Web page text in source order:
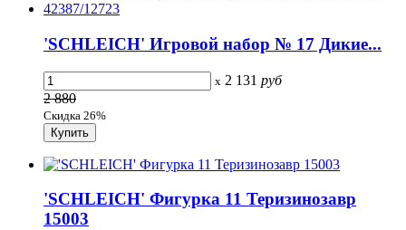
'SCHLEICH' Игровой набор № 17 Дикие...
x 2 131 руб
2 880
Скидка 26%
'SCHLEICH' Фигурка 11 Теризинозавр
15003